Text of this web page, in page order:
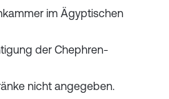
im Ägyptischen
der Chephren-
nicht angegeben.